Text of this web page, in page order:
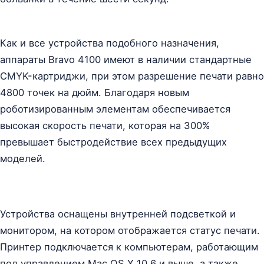
Как и все устройства подобного назначения,
аппараты Bravo 4100 имеют в наличии стандартные
CMYK-картриджи, при этом разрешение печати равно
4800 точек на дюйм. Благодаря новым
роботизированным элементам обеспечивается
высокая скорость печати, которая на 300%
превышает быстродействие всех предыдущих
моделей.
Устройства оснащены внутренней подсветкой и
монитором, на котором отображается статус печати.
Принтер подключается к компьютерам, работающим